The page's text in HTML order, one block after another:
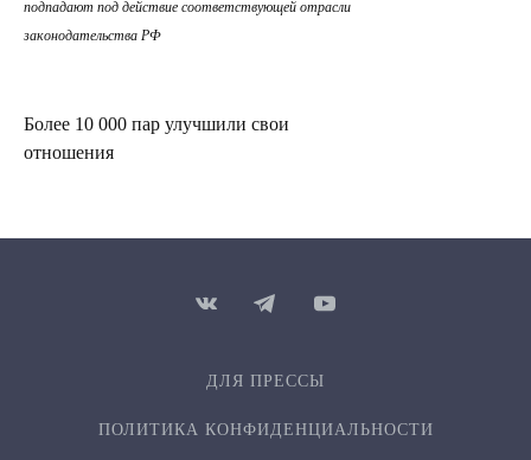
подпадают под действие соответствующей отрасли
законодательства РФ
Более 10 000 пар улучшили свои
отношения
ДЛЯ ПРЕССЫ
ПОЛИТИКА КОНФИДЕН­ЦИ­АЛЬ­НОСТИ